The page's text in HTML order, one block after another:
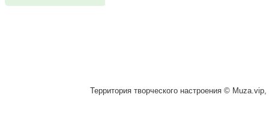
Территория творческого настроения ©